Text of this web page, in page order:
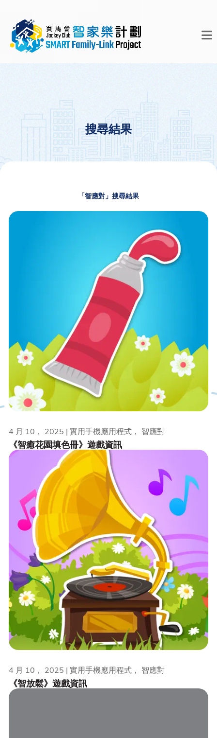
搜尋結果
「智應對」搜尋結果
《智癒花園填色冊》遊戲資訊
4 月 10， 2025 | 實用手機應用程式， 智應對
《智放鬆》遊戲資訊
4 月 10， 2025 | 實用手機應用程式， 智應對